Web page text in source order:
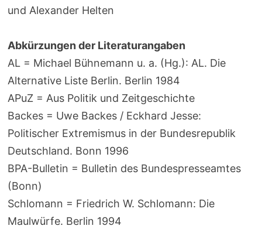
und Alexander Helten
Abkürzungen der Literaturangaben
AL = Michael Bühnemann u. a. (Hg.): AL. Die
Alternative Liste Berlin. Berlin 1984
APuZ = Aus Politik und Zeitgeschichte
Backes = Uwe Backes / Eckhard Jesse:
Politischer Extremismus in der Bundesrepublik
Deutschland. Bonn 1996
BPA-Bulletin = Bulletin des Bundespresseamtes
(Bonn)
Schlomann = Friedrich W. Schlomann: Die
Maulwürfe. Berlin 1994